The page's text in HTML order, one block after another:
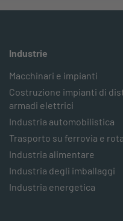
Industrie
Macchinari e impianti
Costruzione impianti di
armadi elettrici
Industria automobilistica
Trasporto su ferrovia e
Industria alimentare
Industria degli imballaggi
Industria energetica